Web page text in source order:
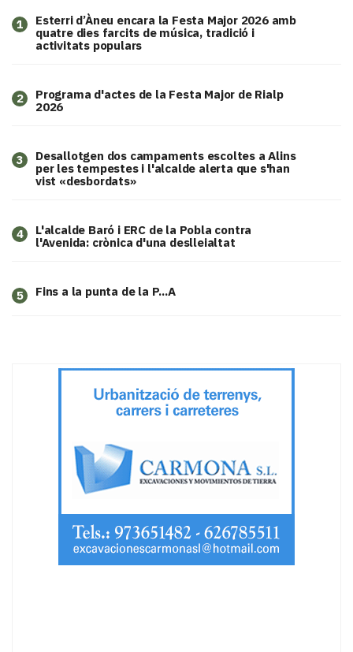
1
Esterri d’Àneu encara la Festa Major 2026 amb
quatre dies farcits de música, tradició i
activitats populars
2
Programa d'actes de la Festa Major de Rialp
2026
3
​Desallotgen dos campaments escoltes a Alins
per les tempestes i l'alcalde alerta que s'han
vist «desbordats»
4
L'alcalde Baró i ERC de la Pobla contra
l'Avenida: crònica d'una deslleialtat
5 Fins a la punta de la P...A